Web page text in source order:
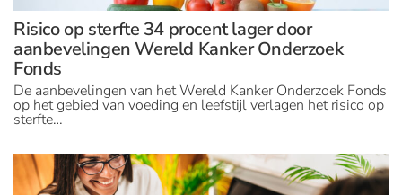
Risico op sterfte 34 procent lager door
aanbevelingen Wereld Kanker Onderzoek
Fonds
De aanbevelingen van het Wereld Kanker Onderzoek Fonds
op het gebied van voeding en leefstijl verlagen het risico op
sterfte…